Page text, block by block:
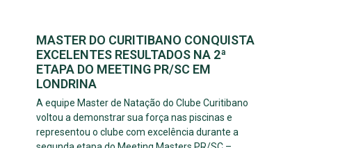
MASTER DO CURITIBANO CONQUISTA
EXCELENTES RESULTADOS NA 2ª
ETAPA DO MEETING PR/SC EM
LONDRINA
A equipe Master de Natação do Clube Curitibano
voltou a demonstrar sua força nas piscinas e
representou o clube com excelência durante a